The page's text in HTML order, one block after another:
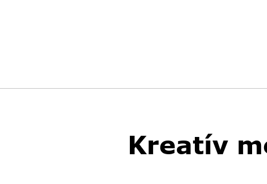
Kreatív